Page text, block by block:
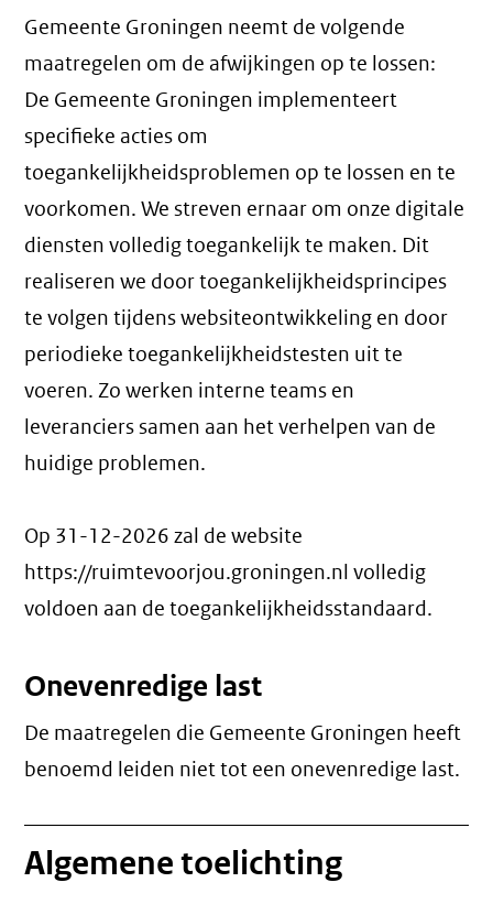
Gemeente Groningen neemt de volgende
maatregelen om de afwijkingen op te lossen:
De Gemeente Groningen implementeert
specifieke acties om
toegankelijkheidsproblemen op te lossen en te
voorkomen. We streven ernaar om onze digitale
diensten volledig toegankelijk te maken. Dit
realiseren we door toegankelijkheidsprincipes
te volgen tijdens websiteontwikkeling en door
periodieke toegankelijkheidstesten uit te
voeren. Zo werken interne teams en
leveranciers samen aan het verhelpen van de
huidige problemen.
Op 31-12-2026 zal de website
https://ruimtevoorjou.groningen.nl volledig
voldoen aan de toegankelijkheidsstandaard.
Onevenredige last
De maatregelen die Gemeente Groningen heeft
benoemd leiden niet tot een onevenredige last.
Algemene toelichting